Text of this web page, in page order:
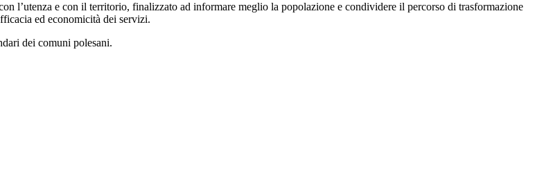
l’utenza e con il territorio, finalizzato ad informare meglio la popolazione e condividere il percorso di trasformazione
ed economicità dei servizi.
dei comuni polesani.